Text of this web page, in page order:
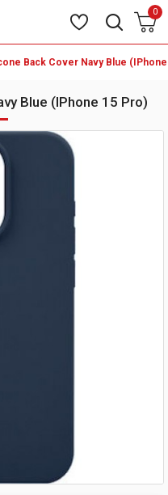
0
Back Cover Navy Blue
Blue (iPhone 15 Pro)